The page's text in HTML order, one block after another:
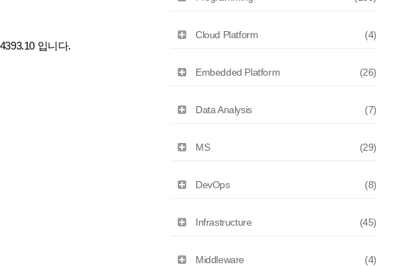
입니다.
Cloud Platform (4)
Embedded Platform (26)
Data Analysis (7)
MS (29)
DevOps (8)
Infrastructure (45)
Middleware (4)